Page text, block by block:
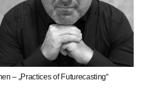
– „Practices of Futurecasting“